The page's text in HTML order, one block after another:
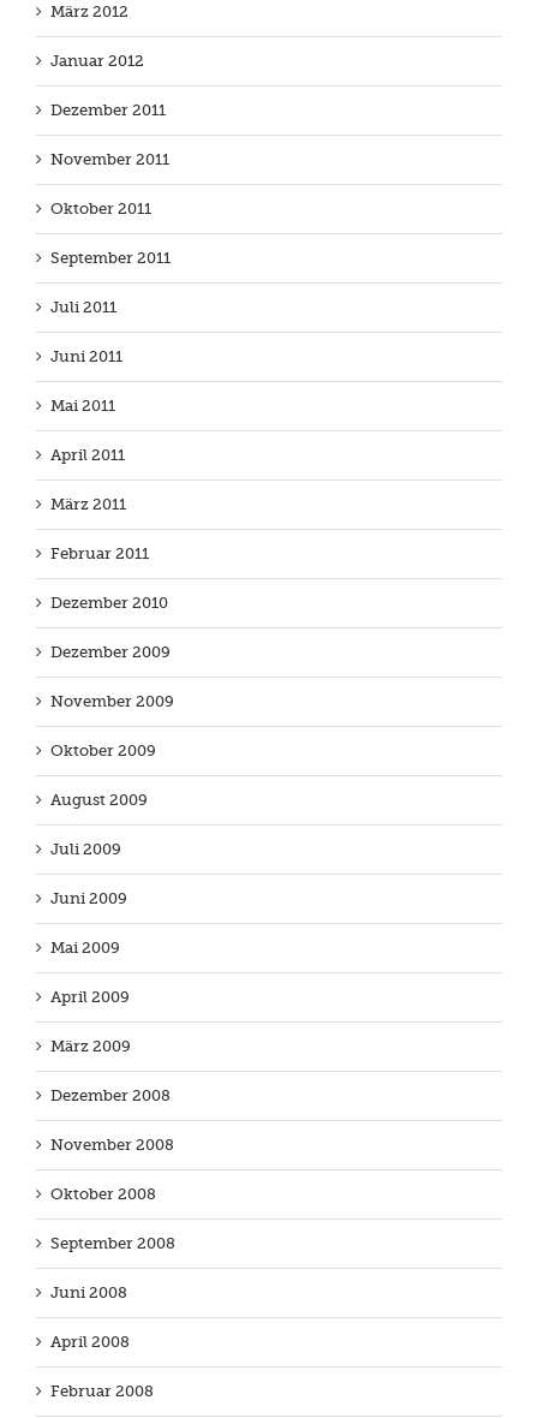
März 2012
Januar 2012
Dezember 2011
November 2011
Oktober 2011
September 2011
Juli 2011
Juni 2011
Mai 2011
April 2011
März 2011
Februar 2011
Dezember 2010
Dezember 2009
November 2009
Oktober 2009
August 2009
Juli 2009
Juni 2009
Mai 2009
April 2009
März 2009
Dezember 2008
November 2008
Oktober 2008
September 2008
Juni 2008
April 2008
Februar 2008